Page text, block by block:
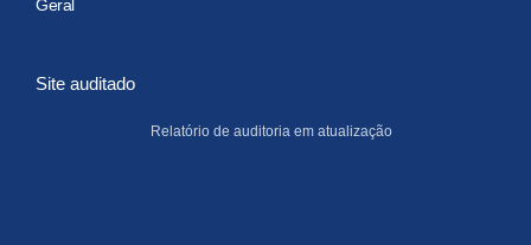
Geral
Site auditado
Relatório de auditoria em atualização